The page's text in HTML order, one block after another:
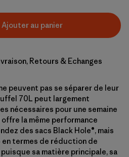
Ajouter au panier
Retours & Echanges
peuvent pas se séparer de leur
70L peut largement
nécessaires pour une semaine
offre la même performance
des sacs Black Hole®, mais
en termes de réduction de
sa matière principale, sa